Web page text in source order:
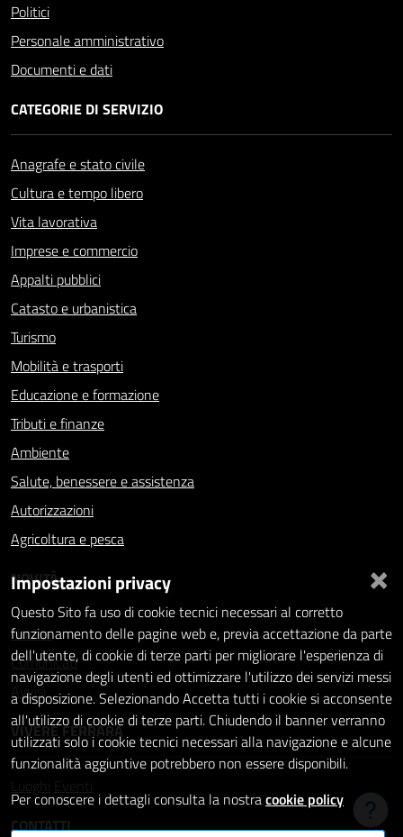
Politici
Personale amministrativo
Documenti e dati
CATEGORIE DI SERVIZIO
Anagrafe e stato civile
Cultura e tempo libero
Vita lavorativa
Imprese e commercio
Appalti pubblici
Catasto e urbanistica
Turismo
Mobilità e trasporti
Educazione e formazione
Tributi e finanze
Ambiente
Salute, benessere e assistenza
Autorizzazioni
Agricoltura e pesca
NOVITÀ
Notizie
Comunicati
Avvisi
VIVERE FERRARA
Luoghi
Eventi
CONTATTI
×
Impostazioni privacy
Questo Sito fa uso di cookie tecnici necessari al corretto
funzionamento delle pagine web e, previa accettazione da parte
dell'utente, di cookie di terze parti per migliorare l'esperienza di
navigazione degli utenti ed ottimizzare l'utilizzo dei servizi messi
a disposizione. Selezionando Accetta tutti i cookie si acconsente
all'utilizzo di cookie di terze parti. Chiudendo il banner verranno
utilizzati solo i cookie tecnici necessari alla navigazione e alcune
funzionalità aggiuntive potrebbero non essere disponibili.
Per conoscere i dettagli consulta la nostracookie policy
Hai